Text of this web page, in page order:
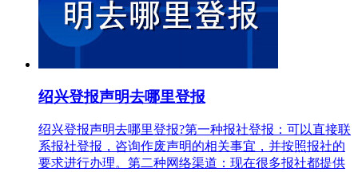
绍兴登报声明去哪里登报
绍兴登报声明去哪里登报?第一种报社登报：可以直接联
系报社登报，咨询作废声明的相关事宜，并按照报社的
要求进行办理。第二种网络渠道：现在很多报社都提供